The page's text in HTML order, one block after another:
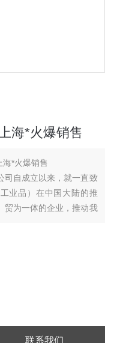
海*火爆销售
*火爆销售
司自成立以来，就一直致
业品）在中国大陆的推
贸为一体的企业，推动我
多工业设备生产厂商在中
联系我们